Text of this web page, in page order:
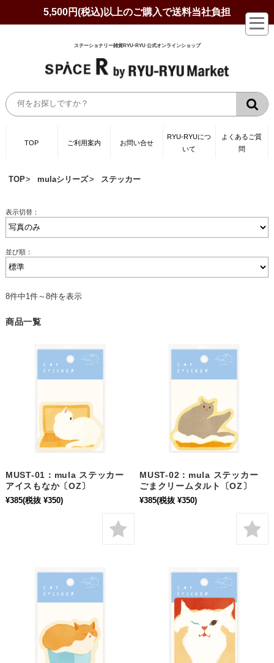
5,500円(税込)以上のご購入で送料当社負担
ステーショナリー雑貨RYU-RYU 公式オンラインショップ
TOP ご利用案内 お問い合せ
RYU-RYUにつ
いて
よくあるご質
問
TOP mulaシリーズ ステッカー
表示切替：
並び順：
8件中1件～8件を表示
商品一覧
MUST-01：mula ステッカー
アイスもなか〔OZ〕
¥385(税抜 ¥350)
MUST-02：mula ステッカー
ごまクリームタルト〔OZ〕
¥385(税抜 ¥350)